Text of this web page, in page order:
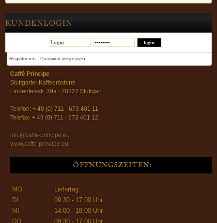
KUNDENLOGIN
Registrieren Passwort vergessen
Caffè Principe
Stuttgarter Kaffeerösterei
Lindenfelsstr. 39a · 70327 Stuttgart
Telefon: + 49 (0) 711 - 673 401 11
Telefax: + 49 (0) 711 - 673 401 12
info@caffe-principe.eu
www.caffe-principe.eu
ÖFFNUNGSZEITEN:
MO
Liefertag
DI
09:30 - 17:00 Uhr
MI
14:00 - 18:00 Uhr
DO
09:30 - 17:00 Uhr